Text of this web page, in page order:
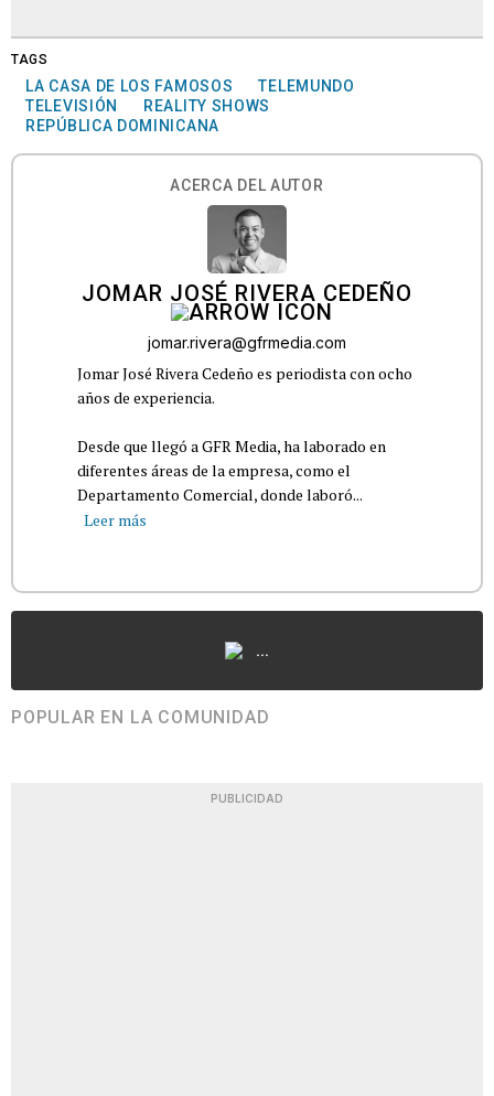
TAGS
LA CASA DE LOS FAMOSOS
TELEMUNDO
TELEVISIÓN
REALITY SHOWS
REPÚBLICA DOMINICANA
ACERCA DEL AUTOR
JOMAR JOSÉ RIVERA CEDEÑO
jomar.rivera@gfrmedia.com
Jomar José Rivera Cedeño es periodista con ocho
años de experiencia.
Desde que llegó a GFR Media, ha laborado en
diferentes áreas de la empresa, como el
Departamento Comercial, donde laboró...
Leer más
...
POPULAR EN LA COMUNIDAD
PUBLICIDAD